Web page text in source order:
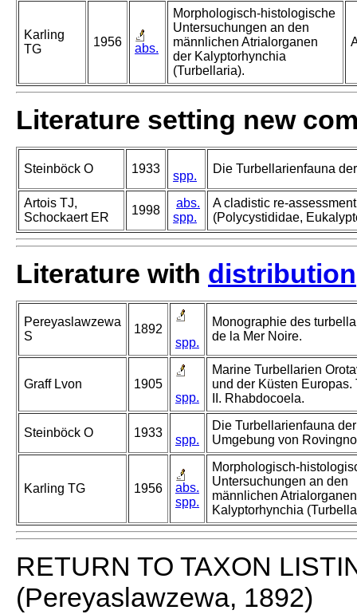
Karling
TG
1956 abs.
Morphologisch-histologische
Untersuchungen an den
männlichen Atrialorganen
der Kalyptorhynchia
(Turbellaria).
Literature setting new
Steinböck O 1933
spp.
Die Turbellarienfauna
Artois TJ,
Schockaert ER
1998
abs.
spp.
A cladistic re-
(Polycystididae,
Literature with distribution
Pereyaslawzewa
S
1892
spp.
Monographie des
de la Mer Noire.
Graff Lvon
1905
spp.
Marine Turbellarien
und der Küsten Europas.
II. Rhabdocoela.
Steinböck O 1933
spp.
Die Turbellarienfauna der
Umgebung von
Karling TG 1956
abs.
spp.
Morphologisch-
Untersuchungen an den
männlichen
Kalyptorhynchia
RETURN TO TAXON
(Pereyaslawzewa, 1892)